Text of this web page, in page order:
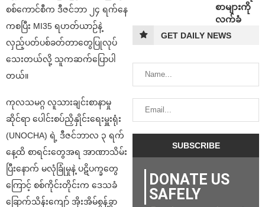
စစ်ကောင်စီက ဒီဇင်ဘာ ၂၄ ရက်နေ
ကစပြီး MI35 ရဟတ်ယာဉ်နဲ့
လှည့်ပတ်ပစ်ခတ်တာတွေပြုလုပ်
သေးတယ်လို့ သူကဆက်ပြောပါ
တယ်။
ကုလသမဂ္ဂ လူသားချင်းစာနာမှု
ဆိုင်ရာ ပေါင်းစပ်ညှိနှိုင်းရေးမှူးရုံး
(UNOCHA) ရဲ့ ဒီဇင်ဘာလ ၃ ရက်
နေ့ထိ စာရင်းတွေအရ အာဏာသိမ်း
ပြီးနောက် မလုံခြုံမှုနဲ့ ပဋိပက္ခတွေ
ကြောင့် စစ်ကိုင်းတိုင်းက ဒေသခံ
ခြောက်သိန်းကျော် အိုးအိမ်စွန့်ခွာ
စာများကို
လက်ခံ
GET DAILY NEWS
DONATE US
SAFELY